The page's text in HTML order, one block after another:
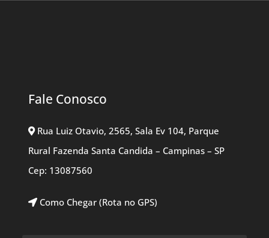
Fale Conosco
Rua Luiz Otavio, 2565, Sala Ev 104, Parque
Rural Fazenda Santa Candida – Campinas – SP
Cep: 13087560
Como Chegar (Rota no GPS)